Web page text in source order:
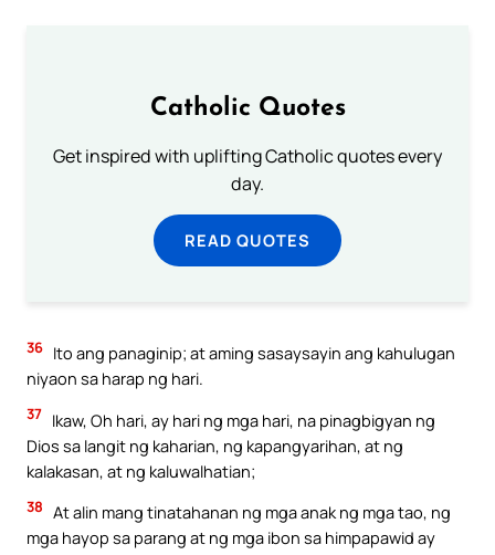
Catholic Quotes
Get inspired with uplifting Catholic quotes every
day.
READ QUOTES
36 Ito ang panaginip; at aming sasaysayin ang kahulugan
niyaon sa harap ng hari.
37 Ikaw, Oh hari, ay hari ng mga hari, na pinagbigyan ng
Dios sa langit ng kaharian, ng kapangyarihan, at ng
kalakasan, at ng kaluwalhatian;
38 At alin mang tinatahanan ng mga anak ng mga tao, ng
mga hayop sa parang at ng mga ibon sa himpapawid ay